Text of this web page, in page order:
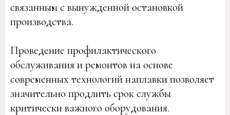
связанным с вынужденной остановкой
производства.
Проведение профилактического
обслуживания и ремонтов на основе
современных технологий наплавки позволяет
значительно продлить срок службы
критически важного оборудования.